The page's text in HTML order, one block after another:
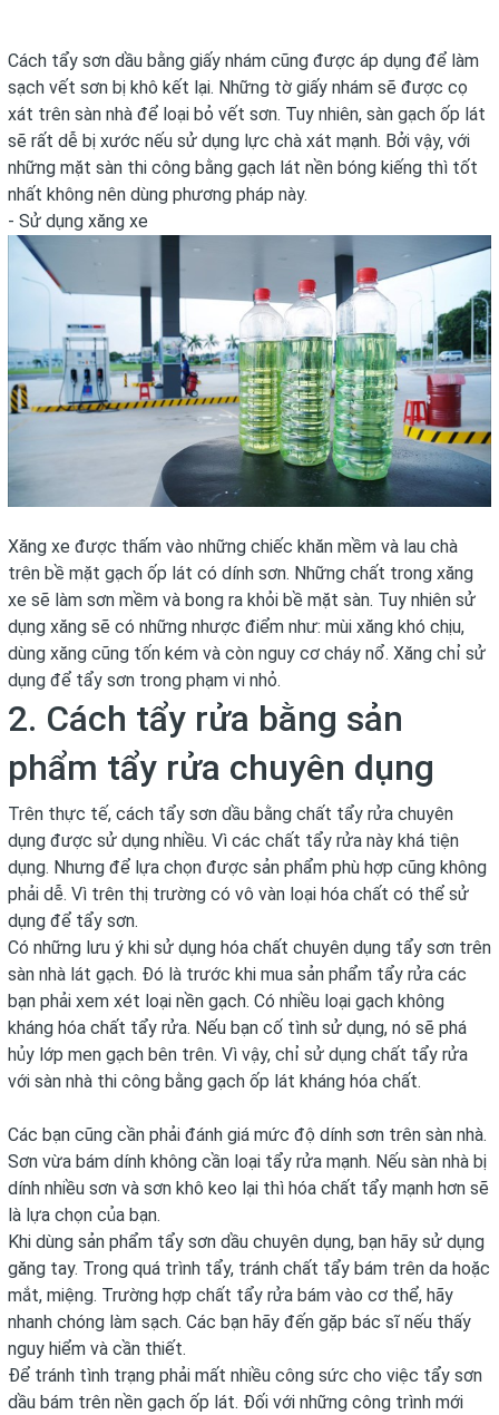
Cách tẩy sơn dầu bằng giấy nhám cũng được áp dụng để làm
sạch vết sơn bị khô kết lại. Những tờ giấy nhám sẽ được cọ
xát trên sàn nhà để loại bỏ vết sơn. Tuy nhiên, sàn gạch ốp lát
sẽ rất dễ bị xước nếu sử dụng lực chà xát mạnh. Bởi vậy, với
những mặt sàn thi công bằng gạch lát nền bóng kiếng thì tốt
nhất không nên dùng phương pháp này.
- Sử dụng xăng xe
Xăng xe được thấm vào những chiếc khăn mềm và lau chà
trên bề mặt gạch ốp lát có dính sơn. Những chất trong xăng
xe sẽ làm sơn mềm và bong ra khỏi bề mặt sàn. Tuy nhiên sử
dụng xăng sẽ có những nhược điểm như: mùi xăng khó chịu,
dùng xăng cũng tốn kém và còn nguy cơ cháy nổ. Xăng chỉ sử
dụng để tẩy sơn trong phạm vi nhỏ.
2. Cách tẩy rửa bằng sản
phẩm tẩy rửa chuyên dụng
Trên thực tế, cách tẩy sơn dầu bằng chất tẩy rửa chuyên
dụng được sử dụng nhiều. Vì các chất tẩy rửa này khá tiện
dụng. Nhưng để lựa chọn được sản phẩm phù hợp cũng không
phải dễ. Vì trên thị trường có vô vàn loại hóa chất có thể sử
dụng để tẩy sơn.
Có những lưu ý khi sử dụng hóa chất chuyên dụng tẩy sơn trên
sàn nhà lát gạch. Đó là trước khi mua sản phẩm tẩy rửa các
bạn phải xem xét loại nền gạch. Có nhiều loại gạch không
kháng hóa chất tẩy rửa. Nếu bạn cố tình sử dụng, nó sẽ phá
hủy lớp men gạch bên trên. Vì vậy, chỉ sử dụng chất tẩy rửa
với sàn nhà thi công bằng gạch ốp lát kháng hóa chất.
Các bạn cũng cần phải đánh giá mức độ dính sơn trên sàn nhà.
Sơn vừa bám dính không cần loại tẩy rửa mạnh. Nếu sàn nhà bị
dính nhiều sơn và sơn khô keo lại thì hóa chất tẩy mạnh hơn sẽ
là lựa chọn của bạn.
Khi dùng sản phẩm tẩy sơn dầu chuyên dụng, bạn hãy sử dụng
găng tay. Trong quá trình tẩy, tránh chất tẩy bám trên da hoặc
mắt, miệng. Trường hợp chất tẩy rửa bám vào cơ thể, hãy
nhanh chóng làm sạch. Các bạn hãy đến gặp bác sĩ nếu thấy
nguy hiểm và cần thiết.
Để tránh tình trạng phải mất nhiều công sức cho việc tẩy sơn
dầu bám trên nền gạch ốp lát. Đối với những công trình mới